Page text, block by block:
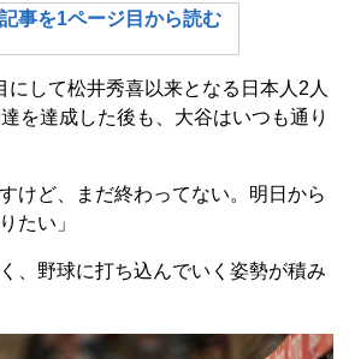
事を1ページ目から読む
して松井秀喜以来となる日本人2人
を達成した後も、大谷はいつも通り
けど、まだ終わってない。明日から
たい」
、野球に打ち込んでいく姿勢が積み